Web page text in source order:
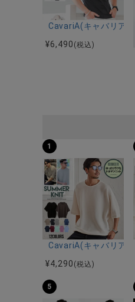
CavariA(キャバリア)
¥6,490 (税込)
1
CavariA(キャバリア
¥4,290 (税込)
5